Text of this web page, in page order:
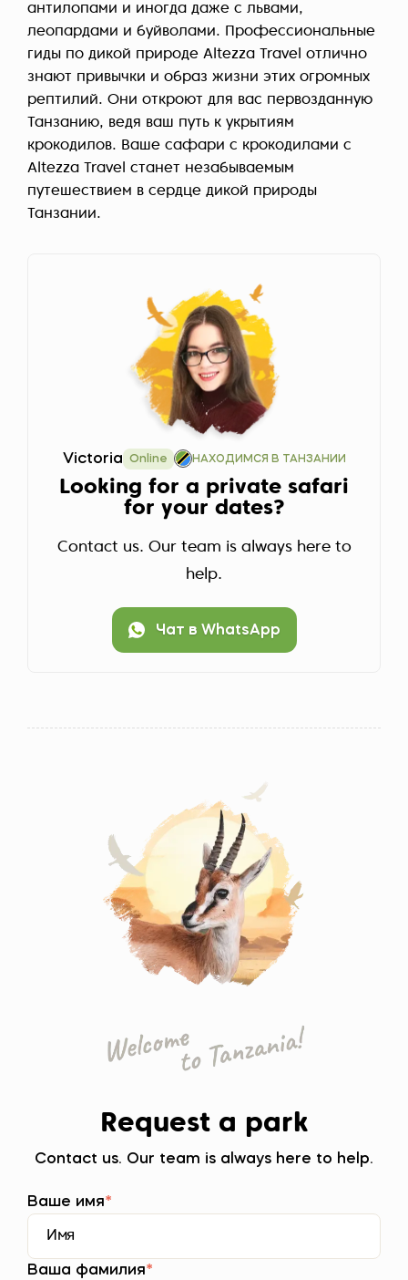
антилопами и иногда даже с львами,
леопардами и буйволами. Профессиональные
гиды по дикой природе Altezza Travel отлично
знают привычки и образ жизни этих огромных
рептилий. Они откроют для вас первозданную
Танзанию, ведя ваш путь к укрытиям
крокодилов. Ваше сафари с крокодилами с
Altezza Travel станет незабываемым
путешествием в сердце дикой природы
Танзании.
Victoria Online НАХОДИМСЯ В ТАНЗАНИИ
Looking for a private safari
for your dates?
Contact us. Our team is always here to
help.
Чат в WhatsApp
Request a park
Contact us. Our team is always here to help.
Ваше имя*
Ваша фамилия*